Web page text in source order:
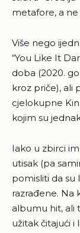
metafore, a ne
Više nego
“You Like It
doba (2020.
kroz priče), ali
cjelokupne
kojim su
Iako u zbirci
utisak (pa
pomisliti da su
razrađene. Na
albumu hit, ali
užitak čitajući i